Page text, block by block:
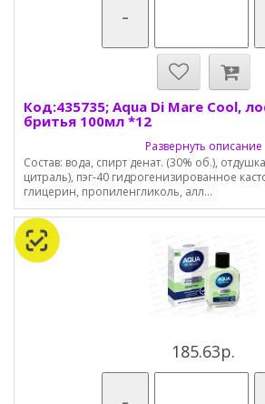
-
Код:435735; Aqua Di Mare Cool,
бритья 100мл *12
Развернуть описание
Состав: вода, спирт денат. (30% об.),
цитраль), пэг-40 гидрогенизированное
глицерин, пропиленгликоль, алл...
185.63р.